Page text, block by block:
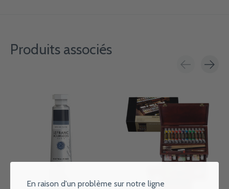
Produits associés
En raison d'un problème sur notre ligne